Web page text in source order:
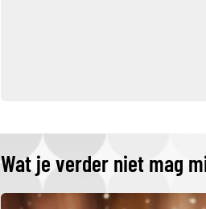
Wat je verder niet mag